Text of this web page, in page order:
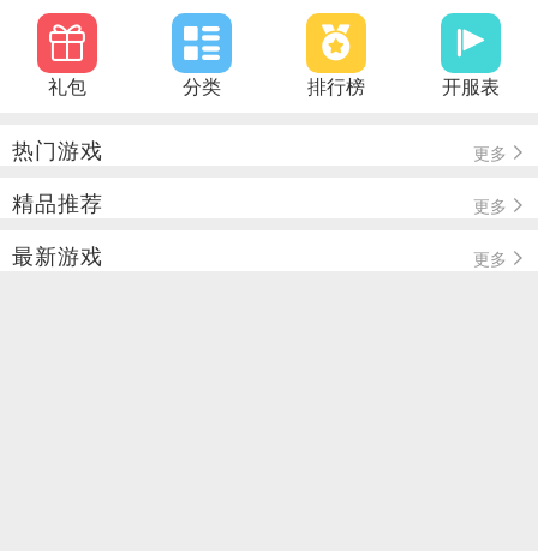
礼包 分类 排行榜 开服表
热门游戏 更多
精品推荐 更多
最新游戏 更多